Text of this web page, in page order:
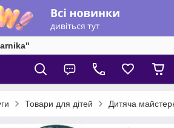
Товари для дітей Дитяча